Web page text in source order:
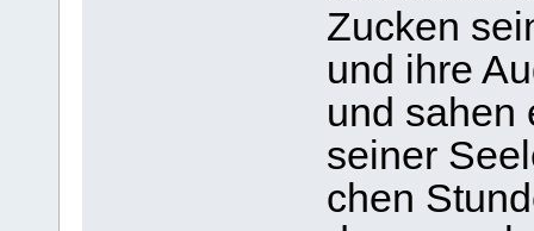
Zucken
und ihre
und sahen
sei­ner
chen